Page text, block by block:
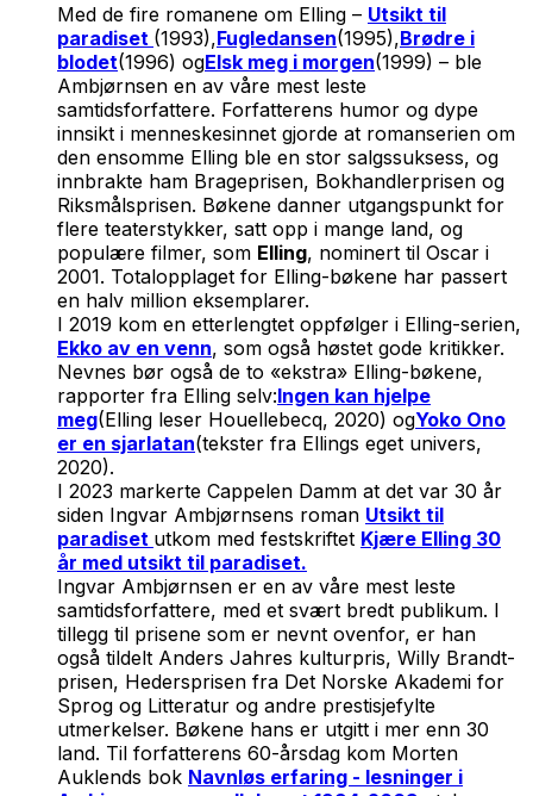
Med de fire romanene om Elling – Utsikt til
paradiset (1993),Fugledansen(1995),Brødre i
blodet(1996) ogElsk meg i morgen(1999) – ble
Ambjørnsen en av våre mest leste
samtidsforfattere. Forfatterens humor og dype
innsikt i menneskesinnet gjorde at romanserien om
den ensomme Elling ble en stor salgssuksess, og
innbrakte ham Brageprisen, Bokhandlerprisen og
Riksmålsprisen. Bøkene danner utgangspunkt for
flere teaterstykker, satt opp i mange land, og
populære filmer, som Elling, nominert til Oscar i
2001. Totalopplaget for Elling-bøkene har passert
en halv million eksemplarer.
I 2019 kom en etterlengtet oppfølger i Elling-serien,
Ekko av en venn, som også høstet gode kritikker.
Nevnes bør også de to «ekstra» Elling-bøkene,
rapporter fra Elling selv:Ingen kan hjelpe
meg(Elling leser Houellebecq, 2020) ogYoko Ono
er en sjarlatan(tekster fra Ellings eget univers,
2020).
I 2023 markerte Cappelen Damm at det var 30 år
siden Ingvar Ambjørnsens roman Utsikt til
paradiset utkom med festskriftet Kjære Elling 30
år med utsikt til paradiset.
Ingvar Ambjørnsen er en av våre mest leste
samtidsforfattere, med et svært bredt publikum. I
tillegg til prisene som er nevnt ovenfor, er han
også tildelt Anders Jahres kulturpris, Willy Brandt-
prisen, Hedersprisen fra Det Norske Akademi for
Sprog og Litteratur og andre prestisjefylte
utmerkelser. Bøkene hans er utgitt i mer enn 30
land. Til forfatterens 60-årsdag kom Morten
Auklends bok Navnløs erfaring - lesninger i